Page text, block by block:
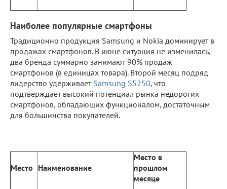
Наиболее популярные смартфоны
Традиционно продукция Samsung и Nokia доминирует в
продажах смартфонов. В июне ситуация не изменилась,
два бренда суммарно занимают 90% продаж
смартфонов (в единицах товара). Второй месяц подряд
лидерство удерживает Samsung S5250, что
подтверждает высокий потенциал рынка недорогих
смартфонов, обладающих функционалом, достаточным
для большинства покупателей.
Место Наименование
Место в
прошлом
месяце